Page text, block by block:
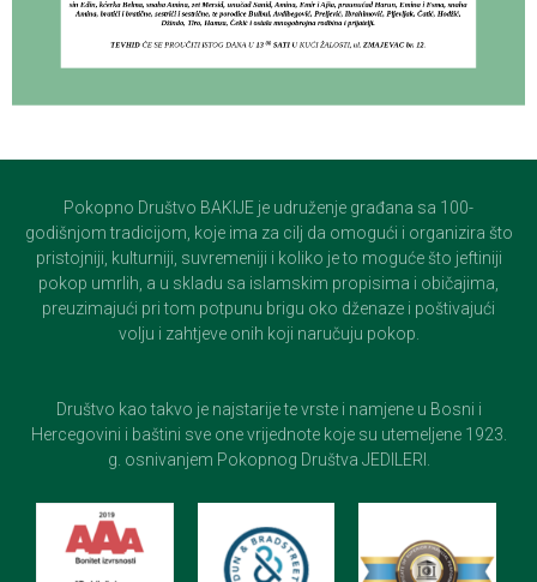
Pokopno Društvo BAKIJE je udruženje građana sa 100-
godišnjom tradicijom, koje ima za cilj da omogući i organizira što
pristojniji, kulturniji, suvremeniji i koliko je to moguće što jeftiniji
pokop umrlih, a u skladu sa islamskim propisima i običajima,
preuzimajući pri tom potpunu brigu oko dženaze i poštivajući
volju i zahtjeve onih koji naručuju pokop.
Društvo kao takvo je najstarije te vrste i namjene u Bosni i
Hercegovini i baštini sve one vrijednote koje su utemeljene 1923.
g. osnivanjem Pokopnog Društva JEDILERI.